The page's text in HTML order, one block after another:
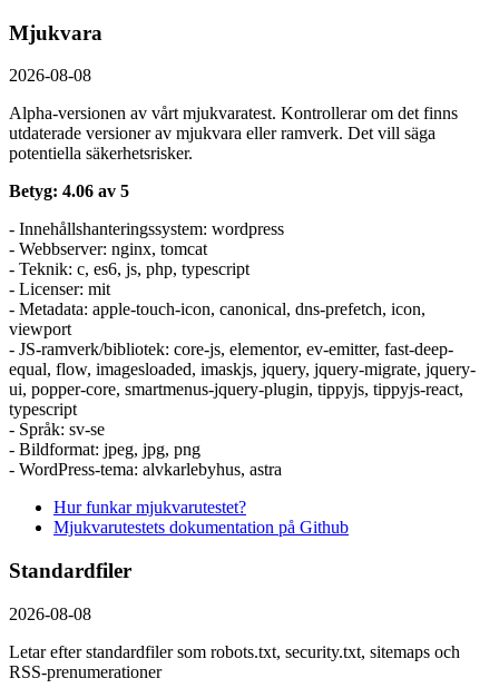
Mjukvara
2026-08-08
Alpha-versionen av vårt mjukvaratest. Kontrollerar om det finns
utdaterade versioner av mjukvara eller ramverk. Det vill säga
potentiella säkerhetsrisker.
Betyg: 4.06 av 5
- Innehållshanteringssystem: wordpress
- Webbserver: nginx, tomcat
- Teknik: c, es6, js, php, typescript
- Licenser: mit
- Metadata: apple-touch-icon, canonical, dns-prefetch, icon,
viewport
- JS-ramverk/bibliotek: core-js, elementor, ev-emitter, fast-deep-
equal, flow, imagesloaded, imaskjs, jquery, jquery-migrate, jquery-
ui, popper-core, smartmenus-jquery-plugin, tippyjs, tippyjs-react,
typescript
- Språk: sv-se
- Bildformat: jpeg, jpg, png
- WordPress-tema: alvkarlebyhus, astra
Hur funkar mjukvarutestet?
Mjukvarutestets dokumentation på Github
Standardfiler
2026-08-08
Letar efter standardfiler som robots.txt, security.txt, sitemaps och
RSS-prenumerationer